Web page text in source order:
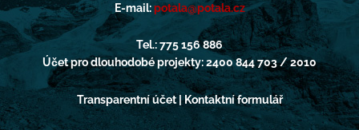
E-mail:potala@potala.cz
Tel.: 775 156 886
Účet pro dlouhodobé projekty: 2400 844 703 / 2010
Transparentní účet | Kontaktní formulář